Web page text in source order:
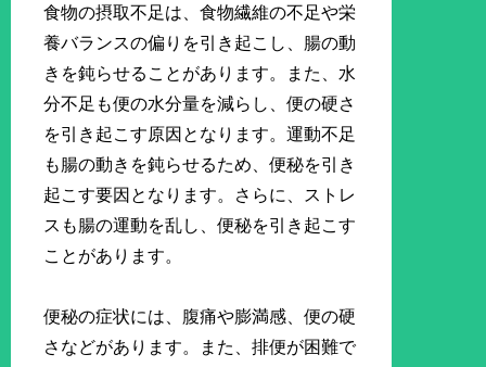
食物の摂取不足は、食物繊維の不足や栄
養バランスの偏りを引き起こし、腸の動
きを鈍らせることがあります。また、水
分不足も便の水分量を減らし、便の硬さ
を引き起こす原因となります。運動不足
も腸の動きを鈍らせるため、便秘を引き
起こす要因となります。さらに、ストレ
スも腸の運動を乱し、便秘を引き起こす
ことがあります。
便秘の症状には、腹痛や膨満感、便の硬
さなどがあります。また、排便が困難で